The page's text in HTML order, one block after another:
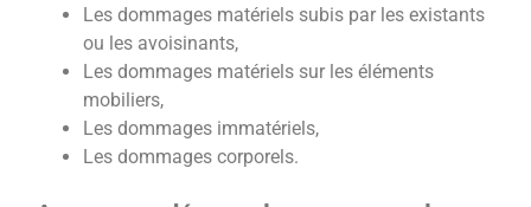
Les dommages matériels subis par les existants
ou les avoisinants,
Les dommages matériels sur les éléments
mobiliers,
Les dommages immatériels,
Les dommages corporels.